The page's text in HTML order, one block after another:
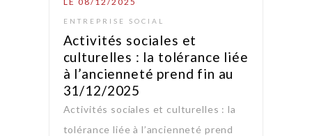
ENTREPRISE SOCIAL
Activités sociales et
culturelles : la tolérance liée
à l’ancienneté prend fin au
31/12/2025
Activités sociales et culturelles : la
tolérance liée à l’ancienneté prend